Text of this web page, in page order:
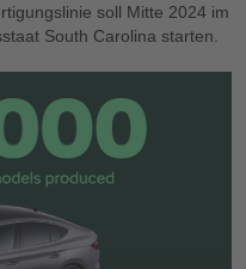
soll Mitte 2024 im
South Carolina starten.